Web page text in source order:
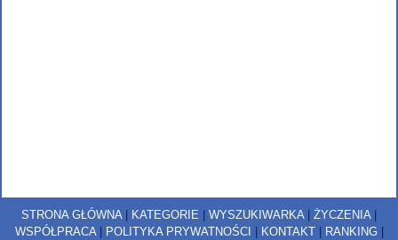
STRONA GŁÓWNA| KATEGORIE WYSZUKIWARKA| ŻYCZENIA|
WSPÓŁPRACA| POLITYKA PRYWATNOŚCI KONTAKT| RANKING|